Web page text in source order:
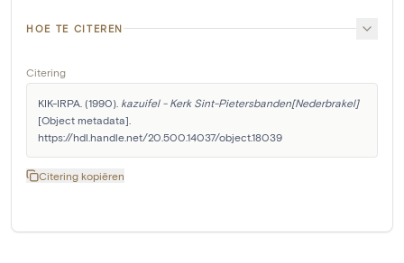
HOE TE CITEREN
Citering
KIK-IRPA. (1990). kazuifel - Kerk Sint-Pietersbanden[Nederbrakel]
[Object metadata].
https://hdl.handle.net/20.500.14037/object.18039
Citering kopiëren